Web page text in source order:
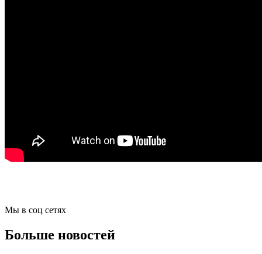
Мы в соц сетях
Больше новостей